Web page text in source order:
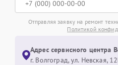
Отправляя заявку на ремонт
Политикой
Адрес сервисного центра
г. Волгоград, ул. Невская,